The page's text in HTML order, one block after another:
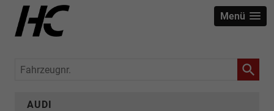
Menü
Fahrzeugnr.
AUDI